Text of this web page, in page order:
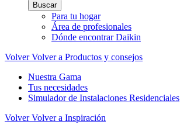
Buscar
Para tu hogar
Área de profesionales
Dónde encontrar Daikin
Volver Volver a Productos y consejos
Nuestra Gama
Tus necesidades
Simulador de Instalaciones Residenciales
Volver Volver a Inspiración